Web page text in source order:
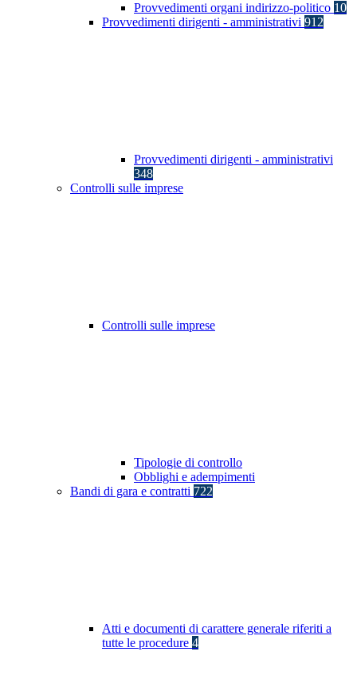
Provvedimenti organi indirizzo-politico 10
Provvedimenti dirigenti - amministrativi 912
Provvedimenti dirigenti - amministrativi
348
Controlli sulle imprese
Controlli sulle imprese
Tipologie di controllo
Obblighi e adempimenti
Bandi di gara e contratti 722
Atti e documenti di carattere generale riferiti a
tutte le procedure 4